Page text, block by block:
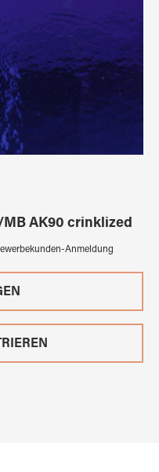
MB AK90 crinklized
Anmeldung